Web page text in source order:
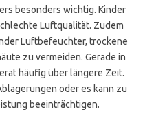
besonders wichtig. Kinder
Luftqualität. Zudem
Luftbefeuchter, trockene
zu vermeiden. Gerade in
häufig über längere Zeit.
oder es kann zu
beeinträchtigen.